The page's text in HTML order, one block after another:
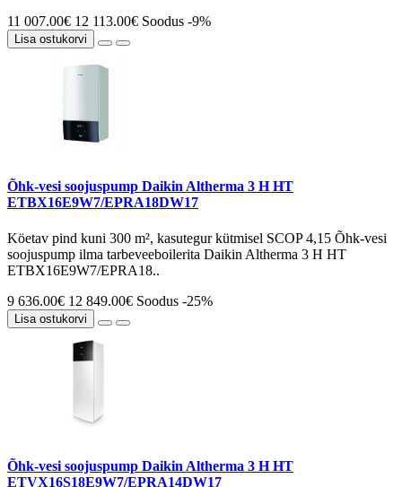
11 007.00€ 12 113.00€ Soodus -9%
Lisa ostukorvi
Õhk-vesi soojuspump Daikin Altherma 3 H HT
ETBX16E9W7/EPRA18DW17
Köetav pind kuni 300 m², kasutegur kütmisel SCOP 4,15 Õhk-vesi
soojuspump ilma tarbeveeboilerita Daikin Altherma 3 H HT
ETBX16E9W7/EPRA18..
9 636.00€ 12 849.00€ Soodus -25%
Lisa ostukorvi
Õhk-vesi soojuspump Daikin Altherma 3 H HT
ETVX16S18E9W7/EPRA14DW17